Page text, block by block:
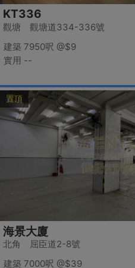
KT336
觀塘 觀塘道334-336號
建築 7950呎 @$9
實用 --
置頂
海景大廈
北角 屈臣道2-8號
建築 7000呎 @$39